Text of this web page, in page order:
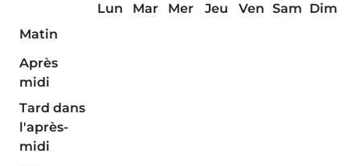
Lun Mar Mer Jeu Ven Sam Dim
Matin
Après
midi
Tard dans
l'après-
midi